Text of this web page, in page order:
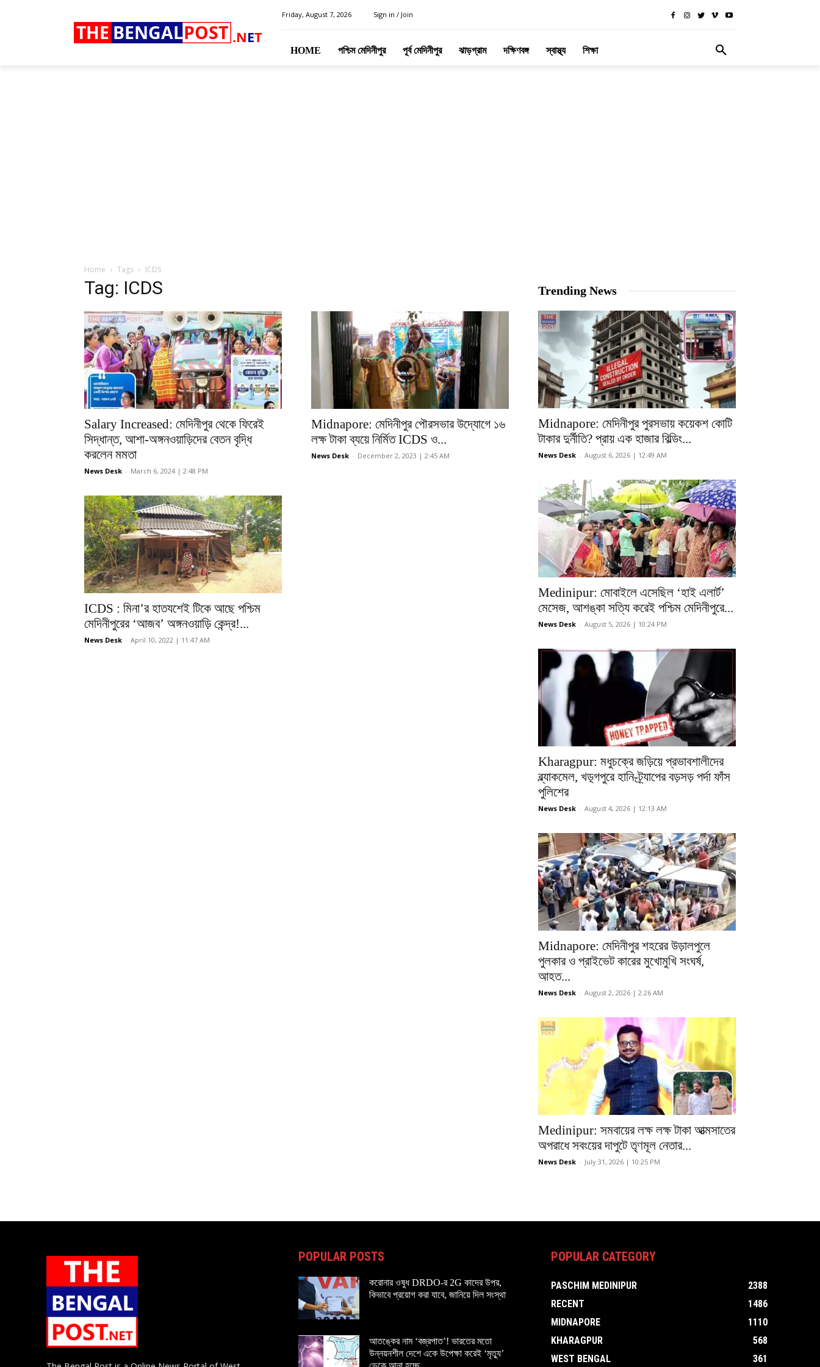
.NET
THE BENGALPOST
Friday, August 7, 2026 Sign in / Join
HOME পশ্চিম মেদিনীপুর পূর্ব মেদিনীপুর ঝাড়গ্রাম দক্ষিণবঙ্গ স্বাস্থ্য শিক্ষা
Home Tags ICDS
Tag: ICDS
Salary Increased: মেদিনীপুর থেকে ফিরেই
সিদ্ধান্ত, আশা-অঙ্গনওয়াড়িদের বেতন বৃদ্ধি
করলেন মমতা
News Desk - March 6, 2024 | 2:48 PM
Midnapore: মেদিনীপুর পৌরসভার উদ্যোগে ১৬
লক্ষ টাকা ব্যয়ে নির্মিত ICDS ও...
News Desk - December 2, 2023 | 2:45 AM
ICDS : মিনা’র হাতযশেই টিকে আছে পশ্চিম
মেদিনীপুরের ‘আজব’ অঙ্গনওয়াড়ি কেন্দ্র!...
News Desk - April 10, 2022 | 11:47 AM
Trending News
Midnapore: মেদিনীপুর পুরসভায় কয়েকশ কোটি
টাকার দুর্নীতি? প্রায় এক হাজার বিল্ডিং...
News Desk - August 6, 2026 | 12:49 AM
Medinipur: মোবাইলে এসেছিল ‘হাই এলার্ট’
মেসেজ, আশঙ্কা সত্যি করেই পশ্চিম মেদিনীপুরে...
News Desk - August 5, 2026 | 10:24 PM
Kharagpur: মধুচক্রে জড়িয়ে প্রভাবশালীদের
ব্ল্যাকমেল, খড়্গপুরে হানি-ট্র্যাপের বড়সড় পর্দা ফাঁস
পুলিশের
News Desk - August 4, 2026 | 12:13 AM
Midnapore: মেদিনীপুর শহরের উড়ালপুলে
পুলকার ও প্রাইভেট কারের মুখোমুখি সংঘর্ষ,
আহত...
News Desk - August 2, 2026 | 2:26 AM
Medinipur: সমবায়ের লক্ষ লক্ষ টাকা আত্মসাতের
অপরাধে সবংয়ের দাপুটে তৃণমূল নেতার...
News Desk - July 31, 2026 | 10:25 PM
POPULAR POSTS
করোনার ওষুধ DRDO-র 2G কাদের উপর,
কিভাবে প্রয়োগ করা যাবে, জানিয়ে দিল সংস্থা
আতঙ্কের নাম ‘বজ্রপাত’! ভারতের মতো
উন্নয়নশীল দেশে একে উপেক্ষা করেই ‘মৃত্যু’
POPULAR CATEGORY
PASCHIM MEDINIPUR
2388
RECENT
1486
MIDNAPORE
1110
KHARAGPUR
568
WEST BENGAL
361